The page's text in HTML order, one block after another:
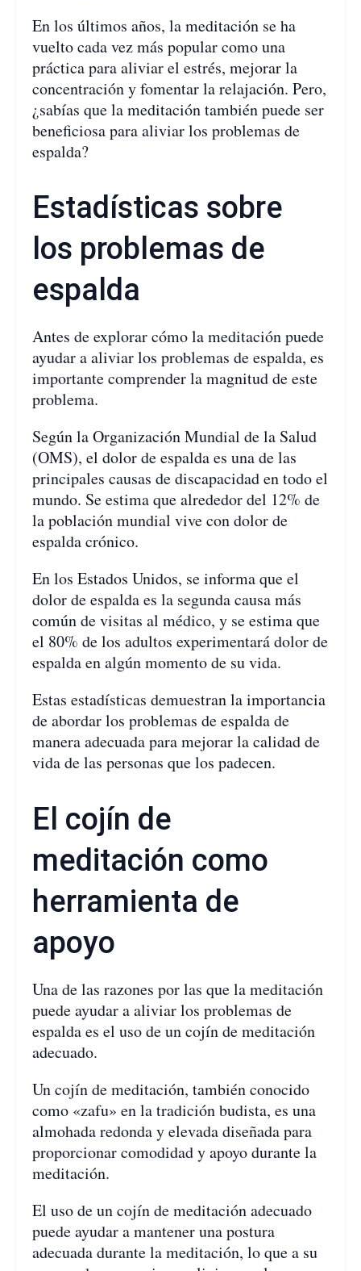
En los últimos años, la meditación se ha
vuelto cada vez más popular como una
práctica para aliviar el estrés, mejorar la
concentración y fomentar la relajación. Pero,
¿sabías que la meditación también puede ser
beneficiosa para aliviar los problemas de
espalda?
Estadísticas sobre
los problemas de
espalda
Antes de explorar cómo la meditación puede
ayudar a aliviar los problemas de espalda, es
importante comprender la magnitud de este
problema.
Según la Organización Mundial de la Salud
(OMS), el dolor de espalda es una de las
principales causas de discapacidad en todo el
mundo. Se estima que alrededor del 12% de
la población mundial vive con dolor de
espalda crónico.
En los Estados Unidos, se informa que el
dolor de espalda es la segunda causa más
común de visitas al médico, y se estima que
el 80% de los adultos experimentará dolor de
espalda en algún momento de su vida.
Estas estadísticas demuestran la importancia
de abordar los problemas de espalda de
manera adecuada para mejorar la calidad de
vida de las personas que los padecen.
El cojín de
meditación como
herramienta de
apoyo
Una de las razones por las que la meditación
puede ayudar a aliviar los problemas de
espalda es el uso de un cojín de meditación
adecuado.
Un cojín de meditación, también conocido
como «zafu» en la tradición budista, es una
almohada redonda y elevada diseñada para
proporcionar comodidad y apoyo durante la
meditación.
El uso de un cojín de meditación adecuado
puede ayudar a mantener una postura
adecuada durante la meditación, lo que a su